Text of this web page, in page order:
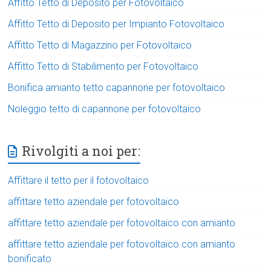
Affitto Tetto di Deposito per Fotovoltaico
Affitto Tetto di Deposito per Impianto Fotovoltaico
Affitto Tetto di Magazzino per Fotovoltaico
Affitto Tetto di Stabilimento per Fotovoltaico
Bonifica amianto tetto capannone per fotovoltaico
Noleggio tetto di capannone per fotovoltaico
Rivolgiti a noi per:
Affittare il tetto per il fotovoltaico
affittare tetto aziendale per fotovoltaico
affittare tetto aziendale per fotovoltaico con amianto
affittare tetto aziendale per fotovoltaico con amianto
bonificato